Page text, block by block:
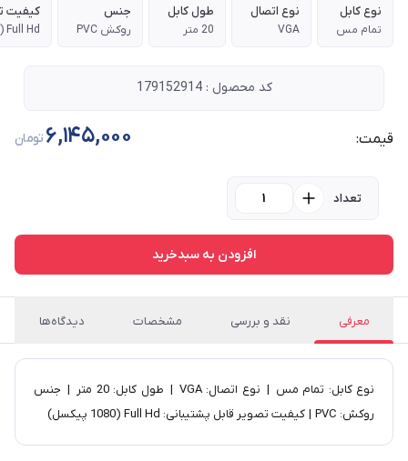
نوع کابل
تمام مس
نوع اتصال
VGA
طول کابل
20 متر
جنس
روکش PVC
کیفیت
Full Hd (1080 پیکسل)
کد محصول : 179152914
قیمت: 6,145,000 تومان
تعداد
افزودن به سبدخرید
معرفی نقد و بررسی مشخصات دیدگاه‌ها
نوع کابل: تمام مس | نوع اتصال: VGA | طول کابل: 20 متر | جنس
روکش: PVC | کیفیت تصویر قابل پشتیبانی: Full Hd (1080 پیکسل)